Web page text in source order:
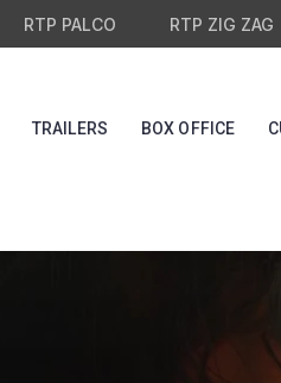
RTP PALCO RTP ZIG ZAG
TRAILERS BOX OFFICE